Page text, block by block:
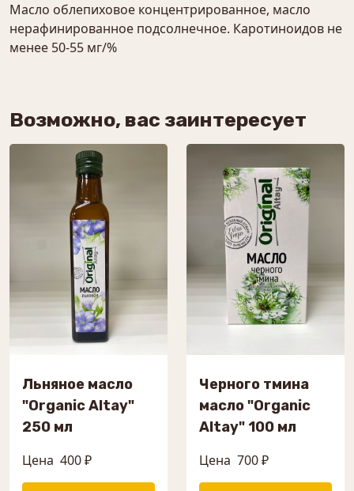
Масло облепиховое концентрированное, масло
нерафинированное подсолнечное. Каротиноидов не
менее 50-55 мг/%
Возможно, вас заинтересует
Льняное масло
"Organic Altay"
250 мл
Цена 400 ₽
Черного тмина
масло "Organic
Altay" 100 мл
Цена 700 ₽